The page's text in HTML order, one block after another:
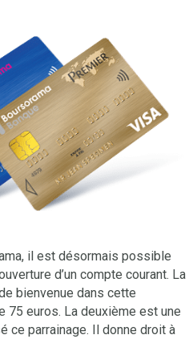
il est désormais possible
d’un compte courant. La
bienvenue dans cette
75 euros. La deuxième est une
ce parrainage. Il donne droit à